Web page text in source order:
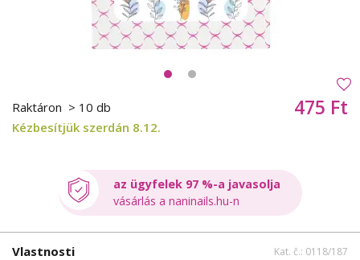
Raktáron > 10 db
Kézbesítjük szerdán 8.12.
475 Ft
az ügyfelek 97 %-a javasolja
vásárlás a naninails.hu-n
Vlastnosti Kat. č.: 0118/187